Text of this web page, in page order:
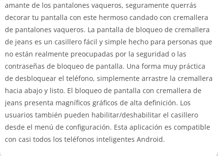
amante de los pantalones vaqueros, seguramente querrás
decorar tu pantalla con este hermoso candado con cremallera
de pantalones vaqueros. La pantalla de bloqueo de cremallera
de jeans es un casillero fácil y simple hecho para personas que
no están realmente preocupadas por la seguridad o las
contraseñas de bloqueo de pantalla. Una forma muy práctica
de desbloquear el teléfono, simplemente arrastre la cremallera
hacia abajo y listo. El bloqueo de pantalla con cremallera de
jeans presenta magníficos gráficos de alta definición. Los
usuarios también pueden habilitar/deshabilitar el casillero
desde el menú de configuración. Esta aplicación es compatible
con casi todos los teléfonos inteligentes Android.